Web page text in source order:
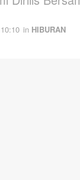
in HIBURAN